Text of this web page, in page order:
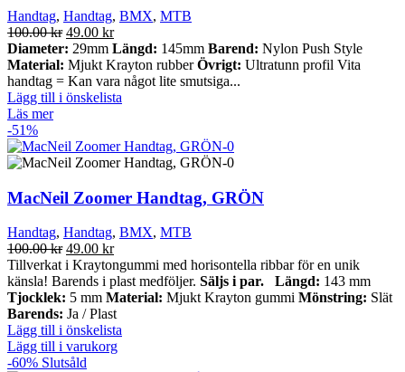
Handtag, Handtag, BMX, MTB
100.00kr Det
ursprungliga
priset
var:
100.00 kr.
49.00 krDet
nuvarande
priset
är:
49.00 kr.
Diameter: 29mm Längd: 145mm Barend: Nylon Push Style
Material: Mjukt Krayton rubberÖvrigt: Ultratunn profil Vita
handtag = Kan vara något lite smutsiga...
Lägg till i önskelista
Läs mer
-51%
MacNeil Zoomer Handtag, GRÖN
Handtag, Handtag, BMX, MTB
100.00kr Det
ursprungliga
priset
var:
100.00 kr.
49.00 krDet
nuvarande
priset
är:
49.00 kr.
Tillverkat i Kraytongummi med horisontella ribbar för en unik
känsla! Barends i plast medföljer. Säljs i par. Längd: 143 mm
Tjocklek: 5 mm Material: Mjukt Krayton gummi Mönstring: Slät
Barends: Ja / Plast
Lägg till i önskelista
Lägg till i varukorg
-60% Slutsåld